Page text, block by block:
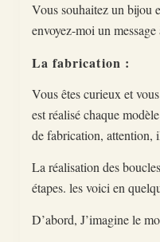
Vous souhaitez un bijou
envoyez-moi un
La fabrication :
Vous êtes curieux et
est réalisé chaque
de fabrication, attention,
La réalisation des
étapes. les voici en
D’abord, J’imagine le